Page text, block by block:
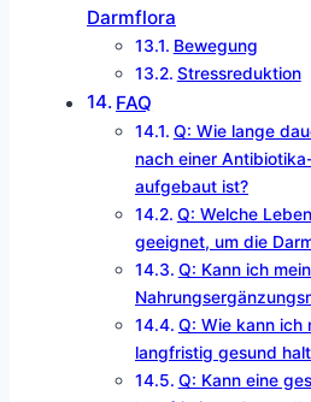
Darmflora
Bewegung
Stressreduktion
FAQ
Q: Wie lange
nach einer
aufgebaut ist?
Q: Welche
geeignet, um die
Q: Kann ich
Q: Wie kann ich
langfristig gesund
Q: Kann eine